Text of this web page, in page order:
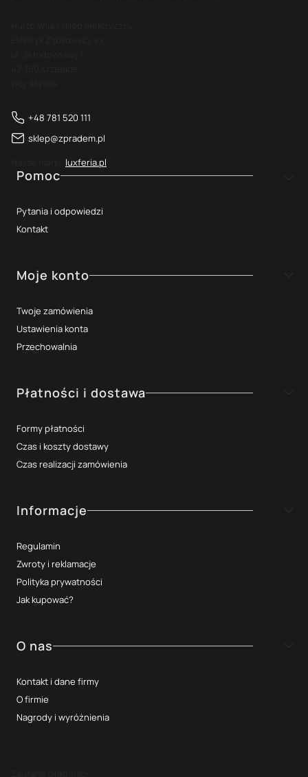
+48 781 520 111
sklep@zpradem.pl
luxferia.pl
Linki w stopce
Pomoc
Pytania i odpowiedzi
Kontakt
Moje konto
Twoje zamówienia
Ustawienia konta
Przechowalnia
Płatności i dostawa
Formy płatności
Czas i koszty dostawy
Czas realizacji zamówienia
Informacje
Regulamin
Zwroty i reklamacje
Polityka prywatności
Jak kupować?
O nas
Kontakt i dane firmy
O firmie
Nagrody i wyróżnienia